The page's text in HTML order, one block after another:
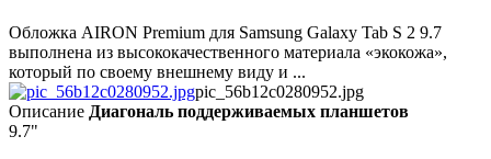
Обложка AIRON Premium для Samsung Galaxy Tab S 2 9.7
выполнена из высококачественного материала «экокожа»,
который по своему внешнему виду и ...
pic_56b12c0280952.jpg
Описание Диагональ поддерживаемых планшетов
9.7"